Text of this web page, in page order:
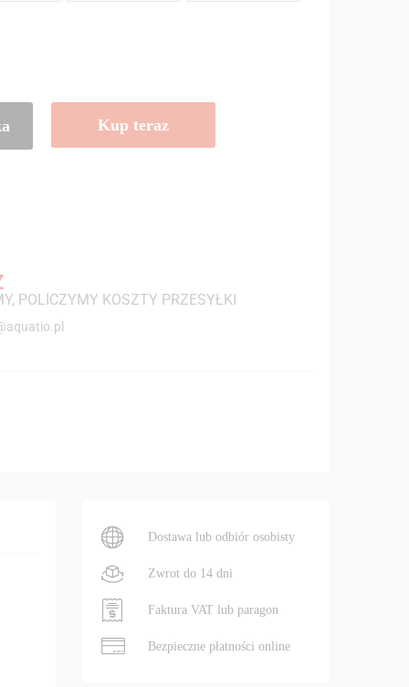
Kup teraz
POLICZYMY KOSZTY PRZESYŁKI
Dostawa lub odbiór osobisty
Zwrot do 14 dni
Faktura VAT lub paragon
Bezpieczne płatności online